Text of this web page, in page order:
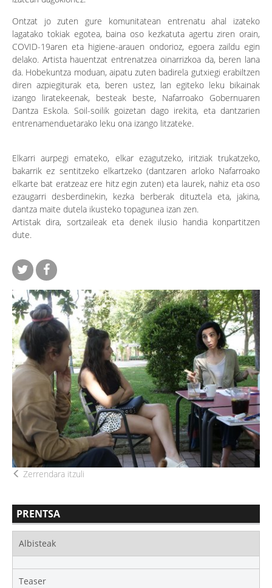
Ontzat jo zuten gure komunitatean entrenatu ahal izateko
lagatako tokiak egotea, baina oso kezkatuta agertu ziren orain,
COVID-19aren eta higiene-arauen ondorioz, egoera zaildu egin
delako. Artista hauentzat entrenatzea oinarrizkoa da, beren lana
da. Hobekuntza moduan, aipatu zuten badirela gutxiegi erabiltzen
diren azpiegiturak eta, beren ustez, lan egiteko leku bikainak
izango liratekeenak, besteak beste, Nafarroako Gobernuaren
Dantza Eskola. Soil-soilik goizetan dago irekita, eta dantzarien
entrenamenduetarako leku ona izango litzateke.
Elkarri aurpegi emateko, elkar ezagutzeko, iritziak trukatzeko,
bakarrik ez sentitzeko elkartzeko (dantzaren arloko Nafarroako
elkarte bat eratzeaz ere hitz egin zuten) eta laurek, nahiz eta oso
ezaugarri desberdinekin, kezka berberak dituztela eta, jakina,
dantza maite dutela ikusteko topagunea izan zen.
Artistak dira, sortzaileak eta denek ilusio handia konpartitzen
dute.
Zerrendara itzuli
PRENTSA
Albisteak
Teaser